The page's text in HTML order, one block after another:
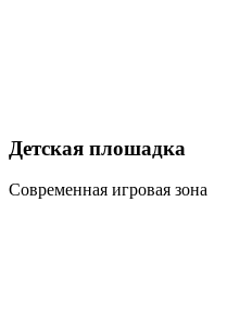
Детская плошадка
Современная игровая зона